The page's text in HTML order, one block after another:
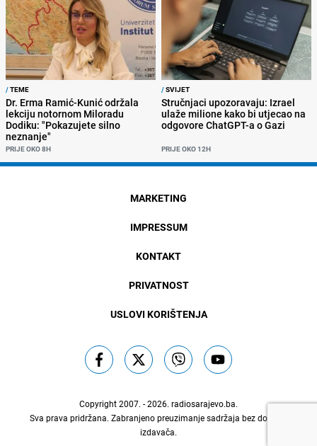
/TEME
Dr. Erma Ramić-Kunić održala
lekciju notornom Miloradu
Dodiku: "Pokazujete silno
neznanje"
PRIJE OKO 8H
/SVIJET
Stručnjaci upozoravaju: Izrael
ulaže milione kako bi utjecao na
odgovore ChatGPT-a o Gazi
PRIJE OKO 12H
MARKETING
IMPRESSUM
KONTAKT
PRIVATNOST
USLOVI KORIŠTENJA
Copyright 2007. - 2026. radiosarajevo.ba.
Sva prava pridržana. Zabranjeno preuzimanje sadržaja bez dozvole
izdavača.